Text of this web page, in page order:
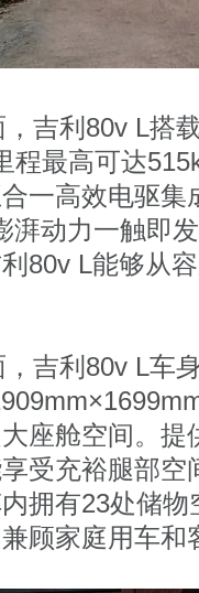
吉利80v L搭
程最高可达
一高效电驱
湃动力一触即
80v L能够从
，吉利80v L车
座舱空间。
受充裕腿部
拥有23处储
顾家庭用车和